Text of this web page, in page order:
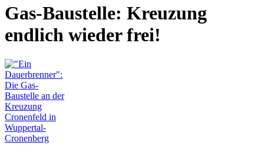
Gas-Baustelle: Kreuzung
endlich wieder frei!